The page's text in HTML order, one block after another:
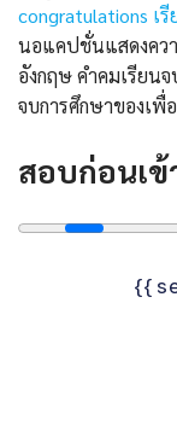
congratulations เ
นอแคปชั่นแสดงคว
อังกฤษ คำคมเรียน
จบการศึกษาของเพื่
สอบก่อนเ
{{